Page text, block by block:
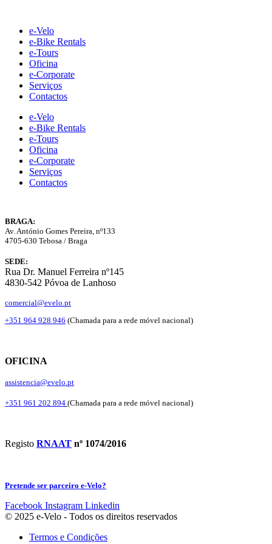
contente-Velo
e-Bike Rentals
e-Tours
Oficina
e-Corporate
Serviços
Contactos
e-Velo
e-Bike Rentals
e-Tours
Oficina
e-Corporate
Serviços
Contactos
BRAGA:
Av. António Gomes Pereira, nº133
4705-630 Tebosa / Braga
SEDE:
Rua Dr. Manuel Ferreira nº145
4830-542 Póvoa de Lanhoso
comercial@evelo.pt
+351 964 928 946 (Chamada para a rede móvel nacional)
OFICINA
assistencia@evelo.pt
+351 961 202 894 (Chamada para a rede móvel nacional)
Registo RNAAT nº 1074/2016
Pretende ser parceiro e-Velo?
Facebook Instagram Linkedin
© 2025 e-Velo - Todos os direitos reservados
Termos e Condições